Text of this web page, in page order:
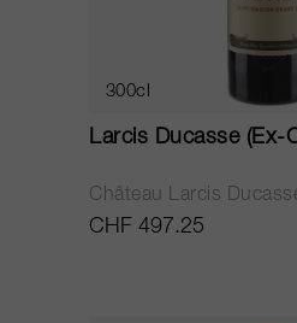
300cl
Larcis Ducasse (Ex-
Château Larcis
CHF 497.25